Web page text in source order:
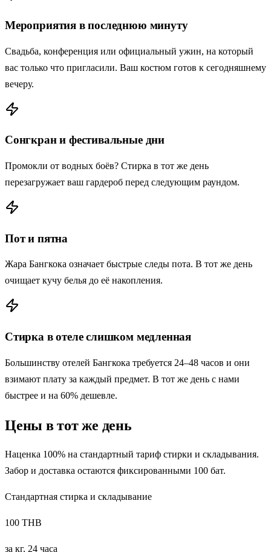
Мероприятия в последнюю минуту
Свадьба, конференция или официальный ужин, на который
вас только что пригласили. Ваш костюм готов к сегодняшнему
вечеру.
Сонгкран и фестивальные дни
Промокли от водных боёв? Стирка в тот же день
перезагружает ваш гардероб перед следующим раундом.
Пот и пятна
Жара Бангкока означает быстрые следы пота. В тот же день
очищает кучу белья до её накопления.
Стирка в отеле слишком медленная
Большинству отелей Бангкока требуется 24–48 часов и они
взимают плату за каждый предмет. В тот же день с нами
быстрее и на 60% дешевле.
Цены в тот же день
Наценка 100% на стандартный тариф стирки и складывания.
Забор и доставка остаются фиксированными 100 бат.
Стандартная стирка и складывание
100 THB
за кг, 24 часа